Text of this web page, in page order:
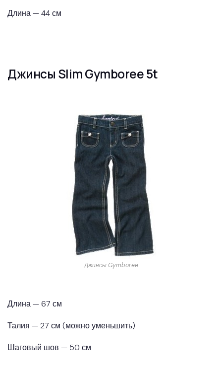
Длина — 44 см
Джинсы Slim Gymboree 5t
Джинсы Gymboree
Длина — 67 см
Талия — 27 см (можно уменьшить)
Шаговый шов — 50 см